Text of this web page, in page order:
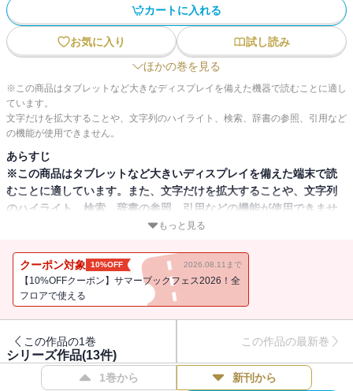
カートに入れる
お気に入り
試し読み
ほかの巻を見る
※この商品はタブレットなど大きなディスプレイを備えた機器で読むことに適し
ています。
文字だけを拡大することや、文字列のハイライト、検索、辞書の参照、引用など
の機能が使用できません。
あらすじ
※この商品はタブレットなど大きいディスプレイを備えた端末で読
むことに適しています。また、文字だけを拡大することや、文字列
のハイライト、検索、辞書の参照、引用などの機能が使用できませ
【ご購入の前に】本電子書籍は固定レイアウト版です。文字の検索
はできません。あらかじめご了承ください。
日本人の教養に多大な影響を与え続けている故事名言500句を厳選
もっと見る
クーポン対象 10%OFF 2026.08.11まで
【10%OFFクーポン】サマーブックフェス2026！全
フロアで使える
この作品の1巻 この作品の最新巻
シリーズ作品(13件)
1巻から 新刊から